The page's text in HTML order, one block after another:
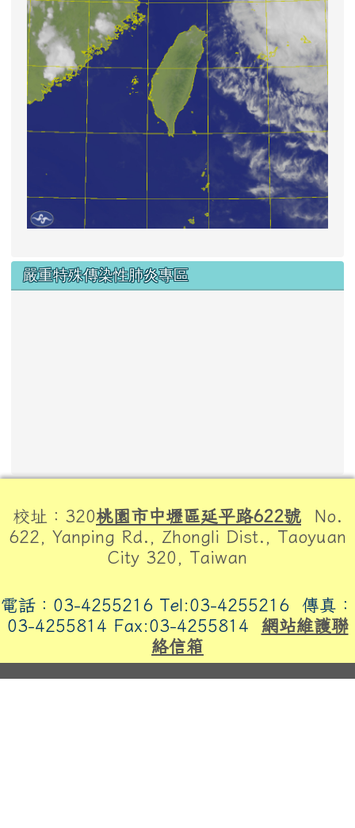
嚴重特殊傳染性肺炎專區
校址：320桃園市中壢區延平路622號 No.
622, Yanping Rd., Zhongli Dist., Taoyuan
City 320, Taiwan
電話：03-4255216 Tel:03-4255216 傳真：
03-4255814 Fax:03-4255814 網站維護聯
絡信箱